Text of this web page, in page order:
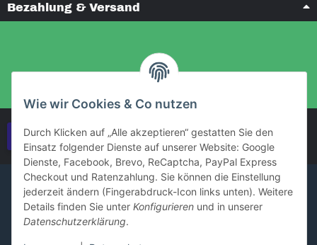
Wie wir Cookies & Co nutzen
Durch Klicken auf „Alle akzeptieren“ gestatten Sie den
Einsatz folgender Dienste auf unserer Website: Google
Dienste, Facebook, Brevo, ReCaptcha, PayPal Express
Checkout und Ratenzahlung. Sie können die Einstellung
jederzeit ändern (Fingerabdruck-Icon links unten). Weitere
Details finden Sie unter Konfigurieren und in unserer
Datenschutzerklärung.
Bezahlung & Versand
Vertrag widerrufen